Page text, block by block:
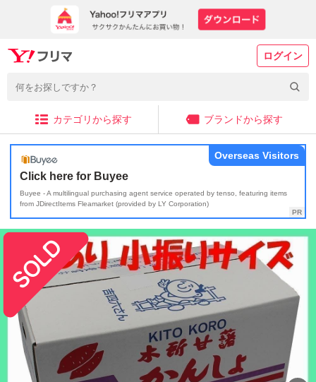
ログイン
カテゴリから探す ブランドから探す
Click here for Buyee
Buyee - A multilingual purchasing agent service operated by tenso, featuring items
from JDirectItems Fleamarket (provided by LY Corporation)
Overseas Visitors